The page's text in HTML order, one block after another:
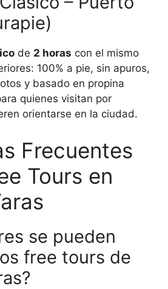
de 2 horas con el mismo
100% a pie, sin apuros,
y basado en propina
quienes visitan por
orientarse en la ciudad.
Frecuentes
Tours en
se pueden
free tours de